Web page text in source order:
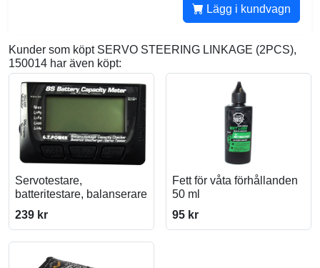
Lägg i kundvagn
Kunder som köpt SERVO STEERING LINKAGE (2PCS),
150014 har även köpt:
Servotestare,
batteritestare, balanserare
239 kr
Fett för våta förhållanden
50 ml
95 kr